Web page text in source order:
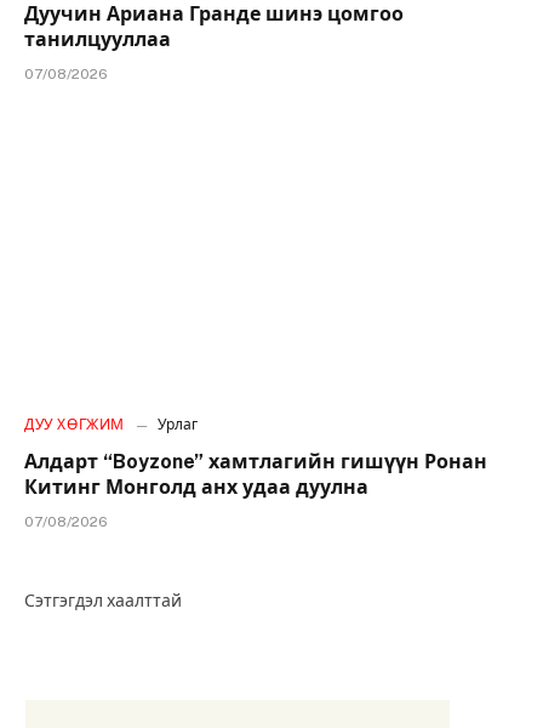
Дуучин Ариана Гранде шинэ цомгоо
танилцууллаа
07/08/2026
ДУУ ХӨГЖИМ Урлаг
Алдарт “Boyzone” хамтлагийн гишүүн Ронан
Китинг Монголд анх удаа дуулна
07/08/2026
Сэтгэгдэл хаалттай